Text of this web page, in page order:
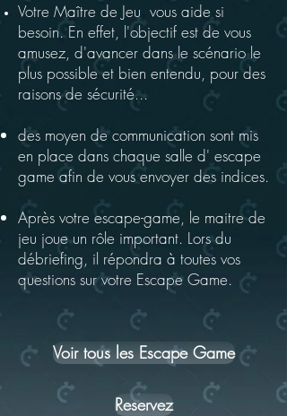
Votre Maître de Jeu vous aide si
besoin. En effet, l'objectif est de vous
amusez, d'avancer dans le scénario le
plus possible et bien entendu, pour des
raisons de sécurité...
des moyen de communication sont mis
en place dans chaque salle d' escape
game afin de vous envoyer des indices.
Après votre escape-game, le maitre de
jeu joue un rôle important. Lors du
débriefing, il répondra à toutes vos
questions sur votre Escape Game.
Voir tous les Escape Game
Reservez